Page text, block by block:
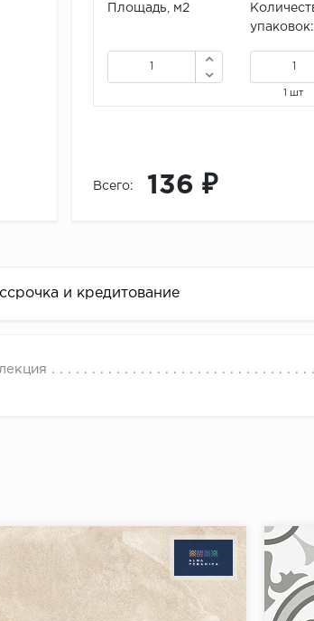
Площадь, м2
упаковок:
1 шт
Всего: 136 ₽
и кредитование
или по СМС
3 до 10 месяцев